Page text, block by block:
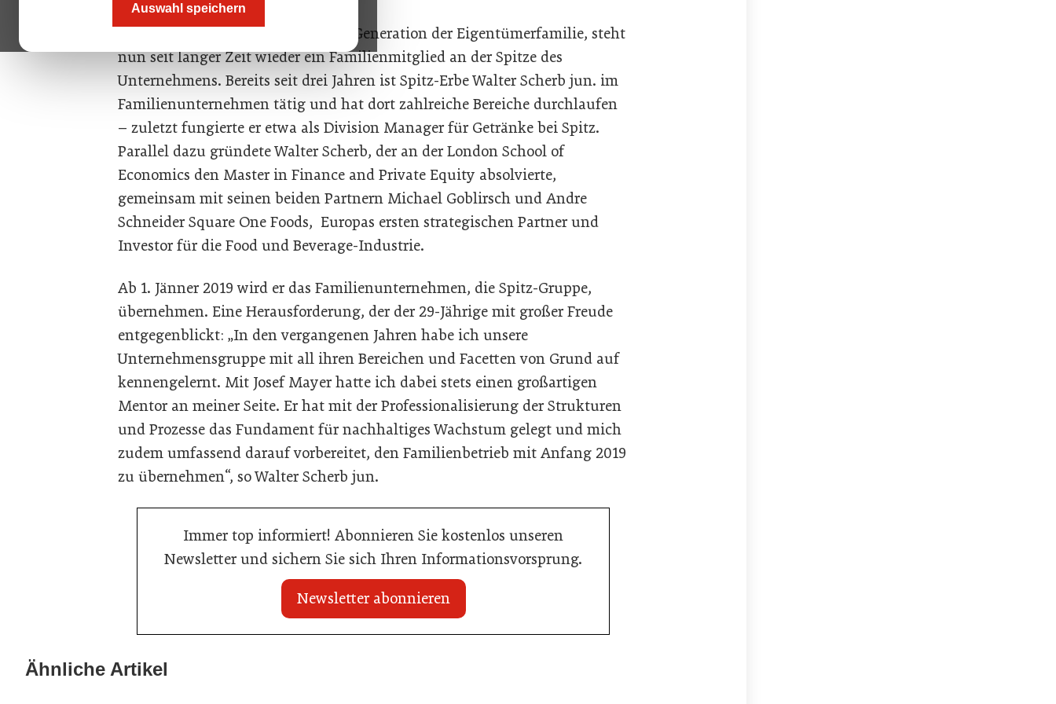
Auswahl speichern
Mit Walter Scherb jun., der dritten Generation der Eigentümerfamilie, steht
nun seit langer Zeit wieder ein Familienmitglied an der Spitze des
Unternehmens. Bereits seit drei Jahren ist Spitz-Erbe Walter Scherb jun. im
Familienunternehmen tätig und hat dort zahlreiche Bereiche durchlaufen
– zuletzt fungierte er etwa als Division Manager für Getränke bei Spitz.
Parallel dazu gründete Walter Scherb, der an der London School of
Economics den Master in Finance and Private Equity absolvierte,
gemeinsam mit seinen beiden Partnern Michael Goblirsch und Andre
Schneider Square One Foods, Europas ersten strategischen Partner und
Investor für die Food und Beverage-Industrie.
Ab 1. Jänner 2019 wird er das Familienunternehmen, die Spitz-Gruppe,
übernehmen. Eine Herausforderung, der der 29-Jährige mit großer Freude
entgegenblickt: „In den vergangenen Jahren habe ich unsere
Unternehmensgruppe mit all ihren Bereichen und Facetten von Grund auf
kennengelernt. Mit Josef Mayer hatte ich dabei stets einen großartigen
Mentor an meiner Seite. Er hat mit der Professionalisierung der Strukturen
und Prozesse das Fundament für nachhaltiges Wachstum gelegt und mich
zudem umfassend darauf vorbereitet, den Familienbetrieb mit Anfang 2019
zu übernehmen“, so Walter Scherb jun.
Immer top informiert! Abonnieren Sie kostenlos unseren
Newsletter und sichern Sie sich Ihren Informationsvorsprung.
Newsletter abonnieren
Ähnliche Artikel
War die Fußball-WM 2026 für Ihren